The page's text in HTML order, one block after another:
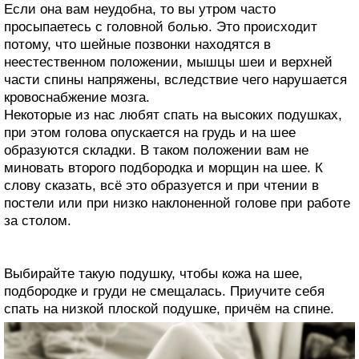
Если она вам неудобна, то вы утром часто
просыпаетесь с головной болью. Это происходит
потому, что шейные позвонки находятся в
неестественном положении, мышцы шеи и верхней
части спины напряжены, вследствие чего нарушается
кровоснабжение мозга.
Некоторые из нас любят спать на высоких подушках,
при этом голова опускается на грудь и на шее
образуются складки. В таком положении вам не
миновать второго подбородка и морщин на шее. К
слову сказать, всё это образуется и при чтении в
постели или при низко наклоненной голове при работе
за столом.
Выбирайте такую подушку, чтобы кожа на шее,
подбородке и груди не смещалась. Приучите себя
спать на низкой плоской подушке, причём на спине.